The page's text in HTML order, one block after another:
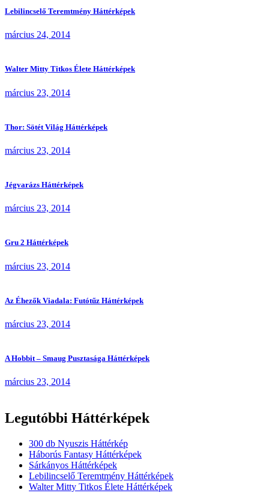
Lebilincselő Teremtmény Háttérképek
március 24, 2014
Walter Mitty Titkos Élete Háttérképek
március 23, 2014
Thor: Sötét Világ Háttérképek
március 23, 2014
Jégvarázs Háttérképek
március 23, 2014
Gru 2 Háttérképek
március 23, 2014
Az Éhezők Viadala: Futótűz Háttérképek
március 23, 2014
A Hobbit – Smaug Pusztasága Háttérképek
március 23, 2014
Legutóbbi Háttérképek
300 db Nyuszis Háttérkép
Háborús Fantasy Háttérképek
Sárkányos Háttérképek
Lebilincselő Teremtmény Háttérképek
Walter Mitty Titkos Élete Háttérképek